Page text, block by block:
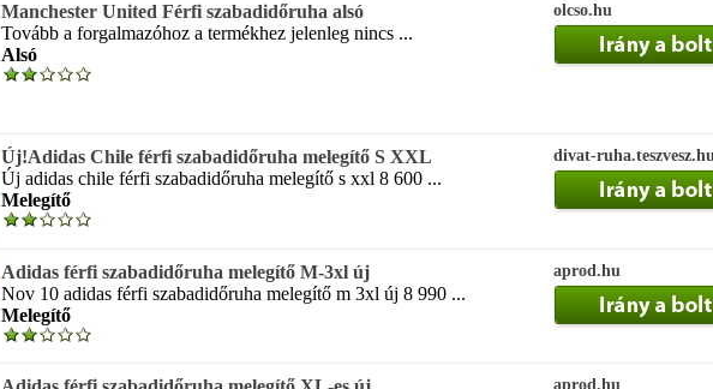
Manchester United Férfi szabadidőruha alsó
Tovább a forgalmazóhoz a termékhez jelenleg nincs ...
Alsó
olcso.hu
Új!Adidas Chile férfi szabadidőruha melegítő S XXL
Új adidas chile férfi szabadidőruha melegítő s xxl 8 600 ...
Melegítő
divat-
Adidas férfi szabadidőruha melegítő M-3xl új
Nov 10 adidas férfi szabadidőruha melegítő m 3xl új 8 990 ...
Melegítő
aprod.hu
aprod.hu